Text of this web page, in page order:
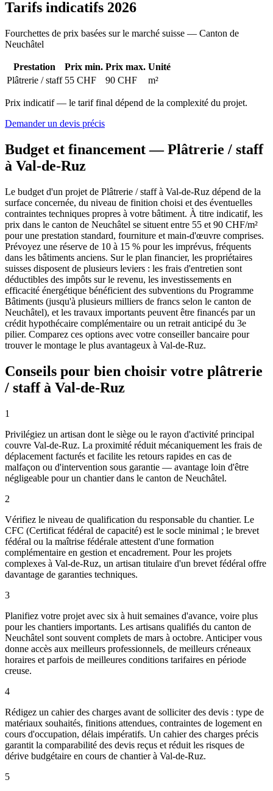
Tarifs indicatifs 2026
Fourchettes de prix basées sur le marché suisse — Canton de
Neuchâtel
Prestation Prix min. Prix max. Unité
Plâtrerie / staff 55 CHF 90 CHF m²
Prix indicatif — le tarif final dépend de la complexité du projet.
Demander un devis précis
Budget et financement — Plâtrerie / staff
à Val-de-Ruz
Le budget d'un projet de Plâtrerie / staff à Val-de-Ruz dépend de la
surface concernée, du niveau de finition choisi et des éventuelles
contraintes techniques propres à votre bâtiment. À titre indicatif, les
prix dans le canton de Neuchâtel se situent entre 55 et 90 CHF/m²
pour une prestation standard, fourniture et main-d'œuvre comprises.
Prévoyez une réserve de 10 à 15 % pour les imprévus, fréquents
dans les bâtiments anciens. Sur le plan financier, les propriétaires
suisses disposent de plusieurs leviers : les frais d'entretien sont
déductibles des impôts sur le revenu, les investissements en
efficacité énergétique bénéficient des subventions du Programme
Bâtiments (jusqu'à plusieurs milliers de francs selon le canton de
Neuchâtel), et les travaux importants peuvent être financés par un
crédit hypothécaire complémentaire ou un retrait anticipé du 3e
pilier. Comparez ces options avec votre conseiller bancaire pour
trouver le montage le plus avantageux à Val-de-Ruz.
Conseils pour bien choisir votre plâtrerie
/ staff à Val-de-Ruz
1
Privilégiez un artisan dont le siège ou le rayon d'activité principal
couvre Val-de-Ruz. La proximité réduit mécaniquement les frais de
déplacement facturés et facilite les retours rapides en cas de
malfaçon ou d'intervention sous garantie — avantage loin d'être
négligeable pour un chantier dans le canton de Neuchâtel.
2
Vérifiez le niveau de qualification du responsable du chantier. Le
CFC (Certificat fédéral de capacité) est le socle minimal ; le brevet
fédéral ou la maîtrise fédérale attestent d'une formation
complémentaire en gestion et encadrement. Pour les projets
complexes à Val-de-Ruz, un artisan titulaire d'un brevet fédéral offre
davantage de garanties techniques.
3
Planifiez votre projet avec six à huit semaines d'avance, voire plus
pour les chantiers importants. Les artisans qualifiés du canton de
Neuchâtel sont souvent complets de mars à octobre. Anticiper vous
donne accès aux meilleurs professionnels, de meilleurs créneaux
horaires et parfois de meilleures conditions tarifaires en période
creuse.
4
Rédigez un cahier des charges avant de solliciter des devis : type de
matériaux souhaités, finitions attendues, contraintes de logement en
cours d'occupation, délais impératifs. Un cahier des charges précis
garantit la comparabilité des devis reçus et réduit les risques de
dérive budgétaire en cours de chantier à Val-de-Ruz.
5